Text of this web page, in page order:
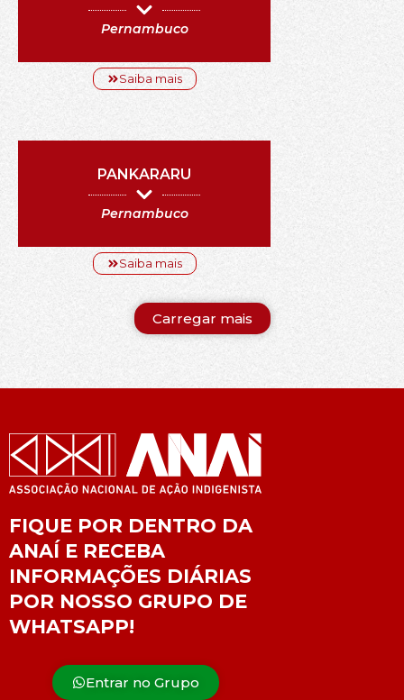
Pernambuco
Saiba mais
PANKARARU
Pernambuco
Saiba mais
Carregar mais
FIQUE POR DENTRO DA
ANAÍ E RECEBA
INFORMAÇÕES DIÁRIAS
POR NOSSO GRUPO DE
WHATSAPP!
Entrar no Grupo